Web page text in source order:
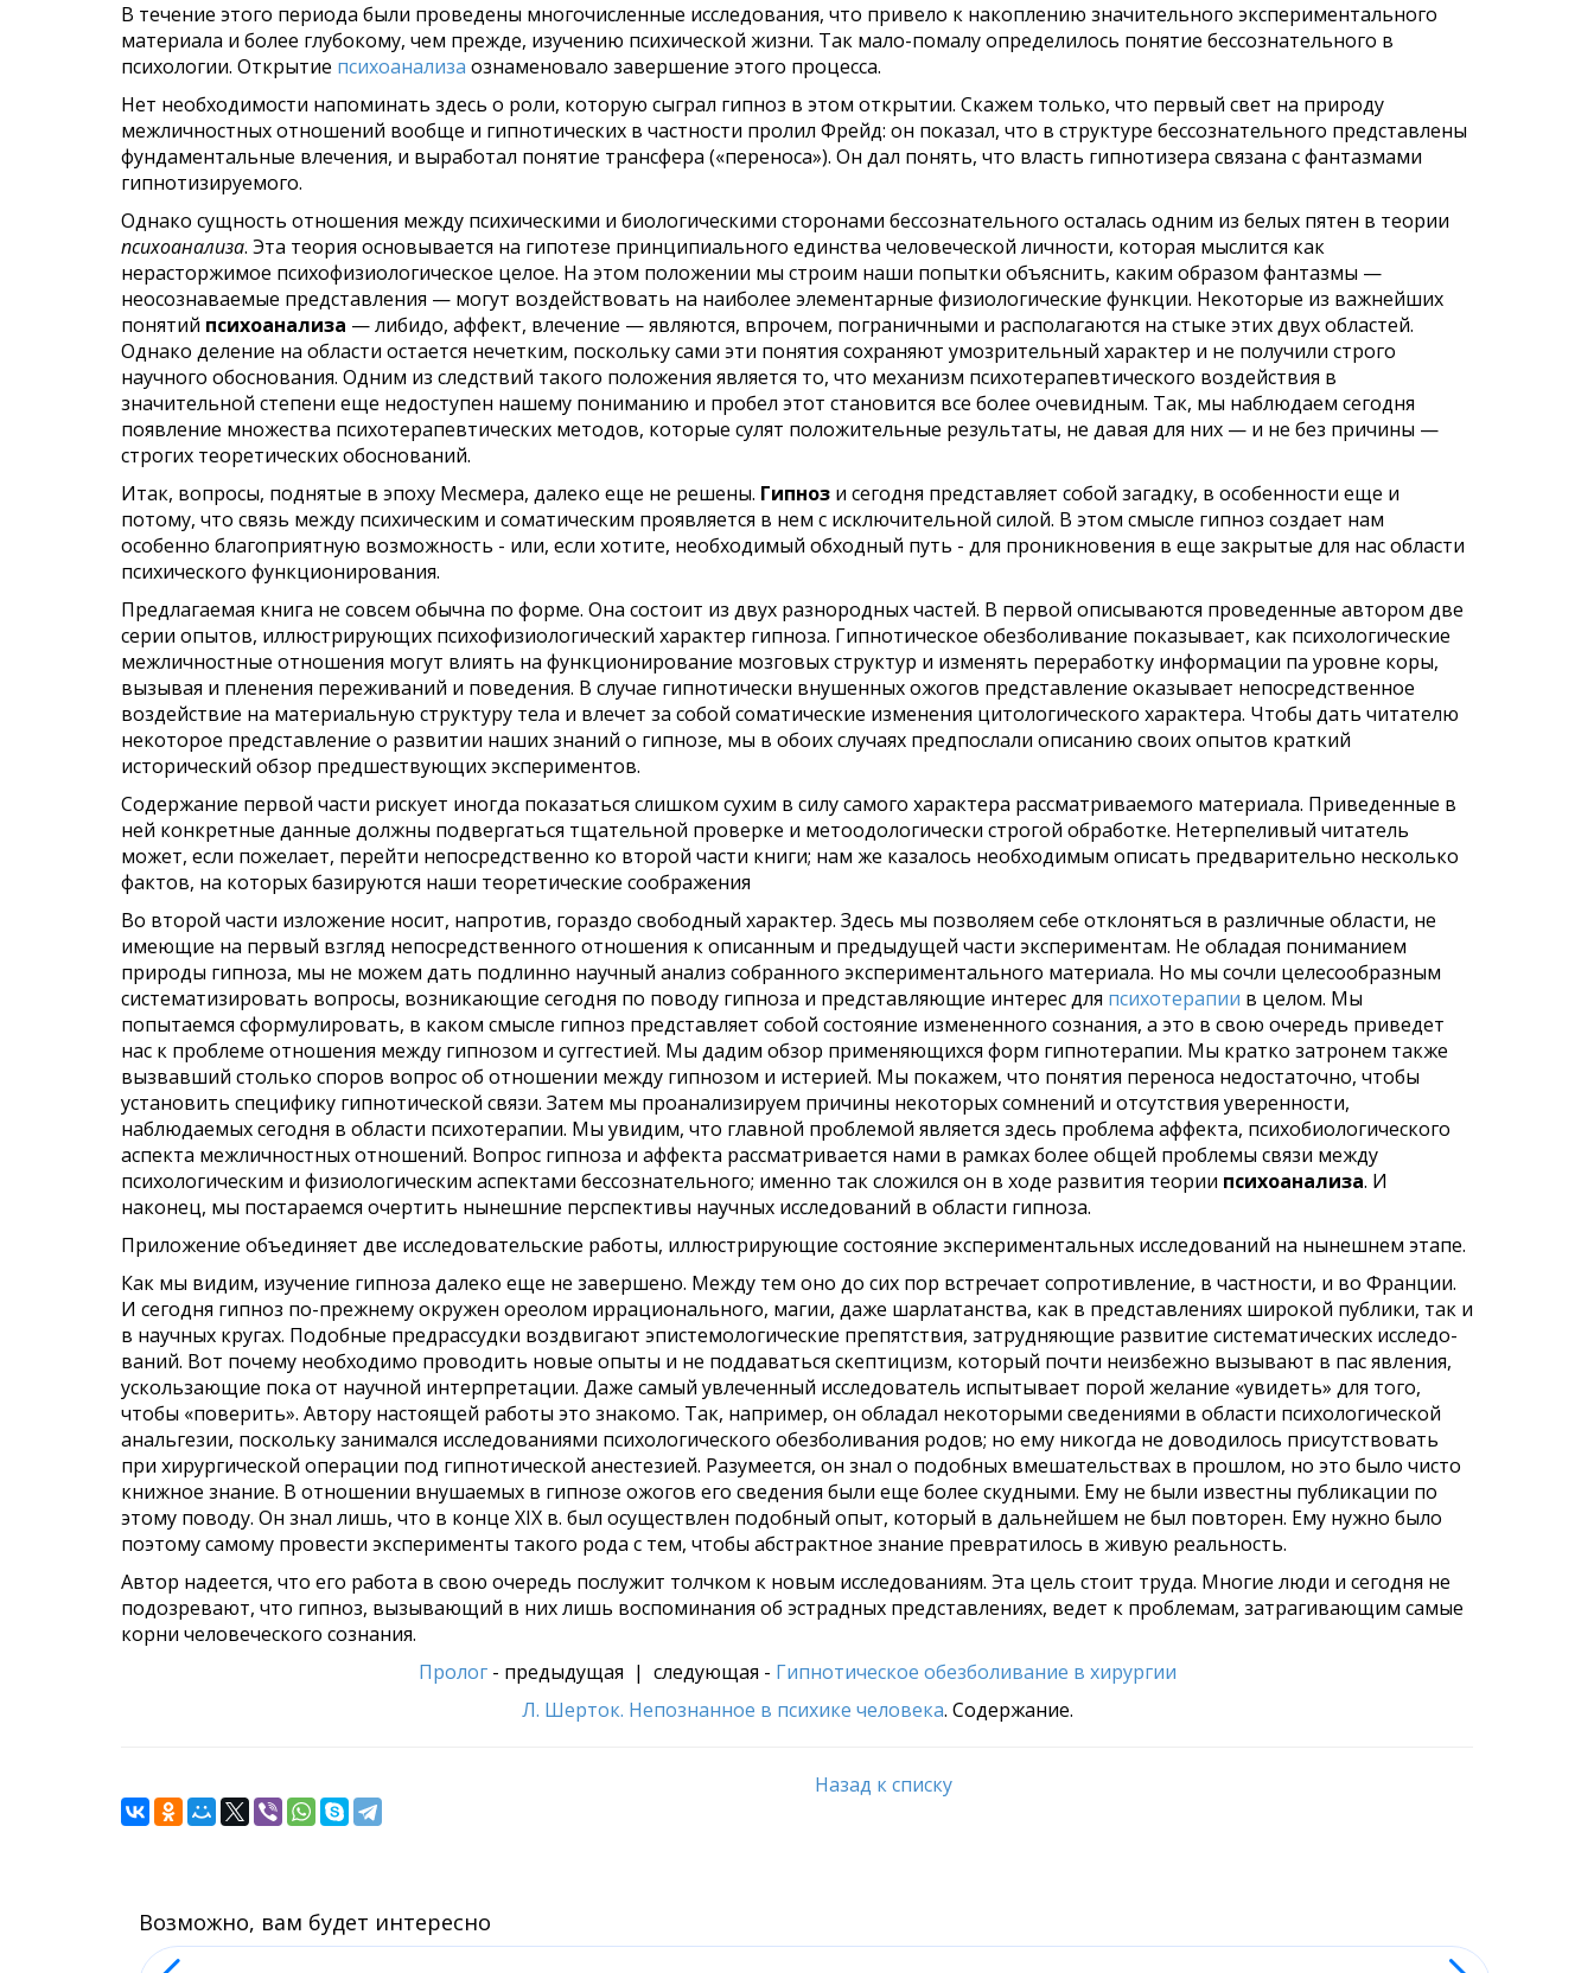
В течение этого периода были проведены многочисленные исследования, что привело к накоплению значительного экспериментального
материала и более глубокому, чем прежде, изучению психической жизни. Так мало-помалу определилось понятие бессознатель­ного в
психологии. Открытие психоанализа ознаменовало завершение этого процесса.
Нет необходимости напоминать здесь о роли, которую сыграл гипноз в этом открытии. Скажем только, что первый свет на природу
межличностных отношений вообще и гипнотических в частности пролил Фрейд: он показал, что в структуре бессознательного представлены
фундаментальные влечения, и выработал понятие трансфера («переноса»). Он дал понять, что власть гипнотизера связана с фантазмами
гипнотизируемого.
Однако сущность отношения между психическими и биологическими сторонами бессознательного осталась одним из белых пятен в теории
психоанализа. Эта теория основывается на гипотезе принципиального единства человеческой личности, которая мыслится как
нерасторжимое психофизиологическое целое. На этом положении мы строим наши попытки объяснить, каким образом фантазмы —
неосознаваемые представле­ния — могут воздействовать на наиболее элементарные физиологические функции. Некоторые из важнейших
понятий психоанализа — либидо, аффект, влечение — являются, впрочем, пограничными и располагаются на стыке этих двух областей.
Однако деление на области остается нечетким, поскольку сами эти понятия сохра­няют умозрительный характер и не получили строго
научного обоснования. Одним из следствий такого положения является то, что механизм психотерапевти­ческого воздействия в
значительной степени еще недо­ступен нашему пониманию и пробел этот становится все более очевидным. Так, мы наблюдаем сегодня
появление множества психотерапевтических методов, которые сулят положительные результаты, не давая для них — и не без причины —
строгих теоретических обоснований.
Итак, вопросы, поднятые в эпоху Месмера, далеко еще не решены. Гипноз и сегодня представляет собой загадку, в особенности еще и
потому, что связь между психическим и соматическим проявляется в нем с исключительной силой. В этом смысле гипноз создает нам
особенно благоприятную возможность - или, если хотите, необходимый обходный путь - для проникнове­ния в еще закрытые для нас области
психического функционирования.
Предлагаемая книга не совсем обычна по форме. Она состоит из двух разнородных частей. В первой опи­сываются проведенные автором две
серии опытов, ил­люстрирующих психофизиологический характер гипно­за. Гипнотическое обезболивание показывает, как пси­хологические
межличностные отношения могут влиять на функционирование мозговыхструктур и изменять переработку информации па уровне коры,
вызывая и пленения переживаний и поведения. В случае гипнотически внушенных ожогов представление оказывает непосредственное
воздействие на материальную струк­туру тела и влечет за собой соматические изменения цитологического характера. Чтобы дать читателю
некоторое представление о развитии нашихзнаний о гипнозе, мы в обоих случаях предпослали описанию своих опытов краткий
исторический обзор предшеству­ющих экспериментов.
Содержание первой части рискует иногда показаться слишком сухим в силу самого характера рассматриваемого материала. Приведенные в
ней конкретные данные должны подвергаться тщательной проверке и метоодологически строгой обработке. Нетерпеливый читатель
может, если пожелает, перейти непосредствен­но ко второй части книги; нам же казалось необходимым описать предварительно несколько
фактов, на которых базируются наши теоретические соображения
Во второй части изложение носит, напротив, гораздо свободный характер. Здесь мы позволяем себе отклоняться в различные области, не
имеющие на первый взгляд непосредственного отношения к описанным и предыдущей части экспериментам. Не обладая пони­манием
природы гипноза, мы не можем дать подлинно научный анализ собранного экспериментального мате­риала. Но мы сочли целесообразным
систематизировать вопросы, возникающие сегодня по поводу гипноза и представляющие интересдля психотерапии в целом. Мы
попытаемся сформулировать, в каком смысле гипноз представляет собой состояние измененного сознания, а это в свою очередь приведет
нас к проблеме отношения между гипнозом и суггестией. Мы дадим обзор применяющихся форм гипнотерапии. Мы кратко затронем также
вызвавший столько споров вопрос об отношении между гипнозом и истерией. Мы покажем, что понятия переноса недостаточно, чтобы
установить специфику гипнотической связи. Затем мы проанализируем причины некоторых сомнений и отсутствия уверен­ности,
наблюдаемых сегодня в области психотерапии. Мы увидим, что главной проблемой является здесь проблема аффекта, психобиологического
аспекта межличностных отношений. Вопрос гипноза и аффекта рассматривается нами в рамках более общей проблемы связи между
психологическим и физиологическим аспектами бессознательного; именно так сложился он в ходе раз­вития теории психоанализа. И
наконец, мы постараемся очертить нынешние перспективы научных исследований в области гипноза.
Приложение объединяет две исследовательские ра­боты, иллюстрирующие состояние экспериментальных исследований на нынешнем этапе.
Как мы видим, изучение гипноза далеко еще не завершено. Между тем оно до сих пор встречает сопро­тивление, в частности, и во Франции.
И сегодня гипноз по-прежнему окружен ореолом иррационально­го, магии, даже шарлатанства, как в представлениях широкой публики, так и
в научных кругах. Подобные предрассудки воздвигают эпистемологические препятст­вия, затрудняющие развитие систематических исследо­
ваний. Вот почему необходимо проводить новые опыты и не поддаваться скептицизм, который почти неизбеж­но вызывают в пас явления,
ускользающие пока от науч­ной интерпретации. Даже самый увлеченный исследова­тель испытывает порой желание «увидеть» для того,
чтобы «поверить». Автору настоящей работы это знако­мо. Так, например, он обладал некоторыми сведениями в области психологической
анальгезии, поскольку за­нимался исследованиями психологического обезболи­вания родов; но ему никогда не доводилось присутст­вовать
при хирургической операции под гипнотической анестезией. Разумеется, он знал о подобных вмешатель­ствах в прошлом, но это было чисто
книжное знание. В отношении внушаемых в гипнозе ожогов его сведения были еще более скудными. Ему не были известны публикации по
этому поводу. Он знал лишь, что в конце XIX в. был осуществлен подобный опыт, который в дальнейшем не был повторен. Ему нужно было
поэтому самому провести эксперименты такого рода с тем, чтобы абстрактное знание превратилось в живую реальность.
Автор надеется, что его работа в свою очередь послужит толчком к новым исследованиям. Эта цель стоит труда. Многие люди и сегодня не
подозревают, что гипноз, вызывающий в них лишь воспоминания об эстрадных представлениях, ведет к проблемам, затраги­вающим самые
корни человеческого сознания.
Пролог- предыдущая | следующая - Гипнотическое обезболивание в хирургии
Л. Шерток. Непознанное в психике человека. Содержание.
Назад к списку
Возможно, вам будет интересно